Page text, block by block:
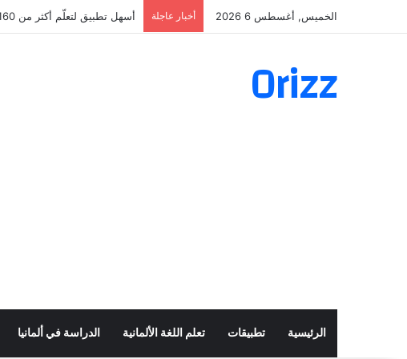
الخميس, أغسطس 6 2026 أخبار عاجلة أسهل تطبيق لتعلّم أكثر من 160 ألف فعل بالألمانية
Orizz
الرئيسية تطبيقات تعلم اللغة الألمانية الدراسة في ألمانيا